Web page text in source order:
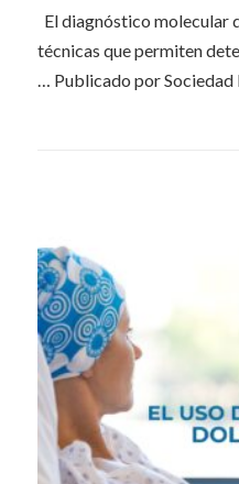
El diagnóstico molecular
técnicas que permiten
… Publicado por Sociedad